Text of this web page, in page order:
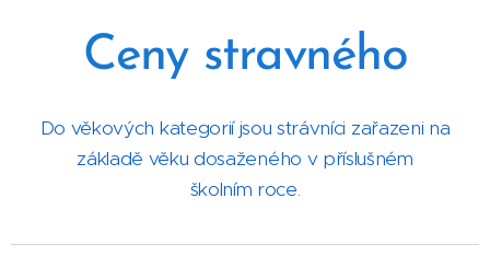
Ceny stravného
Do věkových kategorií jsou strávníci zařazeni na
základě věku dosaženého v příslušném
školním roce.